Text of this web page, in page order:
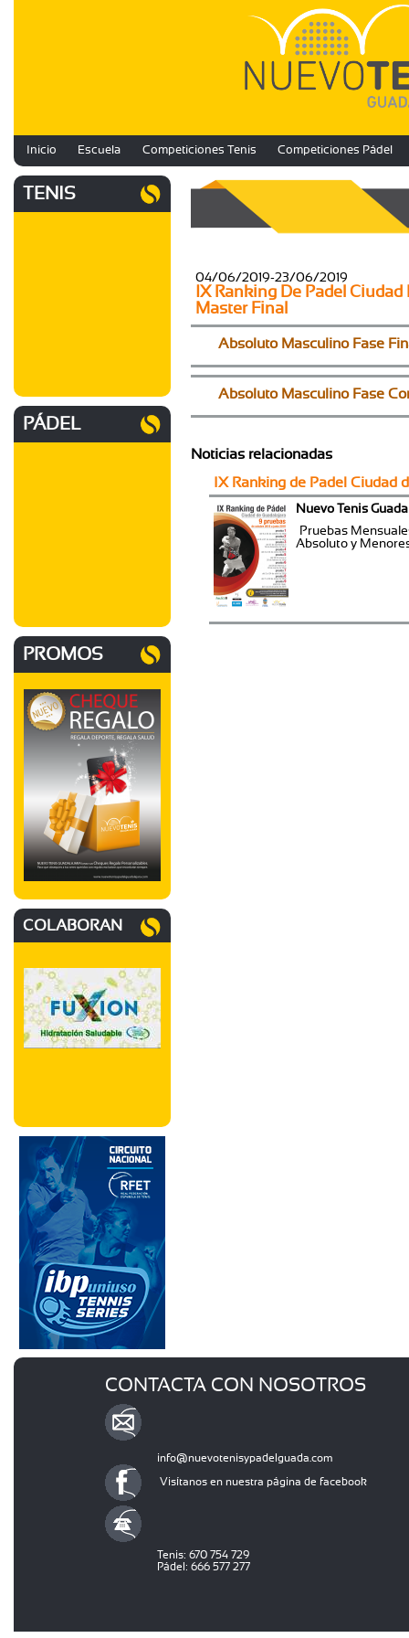
Inicio Escuela Competiciones Tenis Competiciones Pádel
TENIS
PÁDEL
PROMOS
COLABORAN
04/06/2019-23/06/2019
IX Ranking De Padel
Master Final
Absoluto Masculino Fase
Absoluto Masculino Fase
Noticias relacionadas
IX Ranking de Padel Ciudad
Nuevo Tenis
Pruebas
Absoluto y Menores
CONTACTA CON NOSOTROS
info@nuevotenisypadelguada.com
Visítanos en nuestra página de facebook
Tenis: 670 754 729
Pádel: 666 577 277